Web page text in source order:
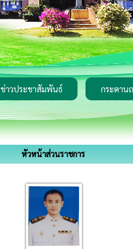
ข่าวประชาสัมพันธ์ กระดาน
หัวหน้าส่วนราชการ